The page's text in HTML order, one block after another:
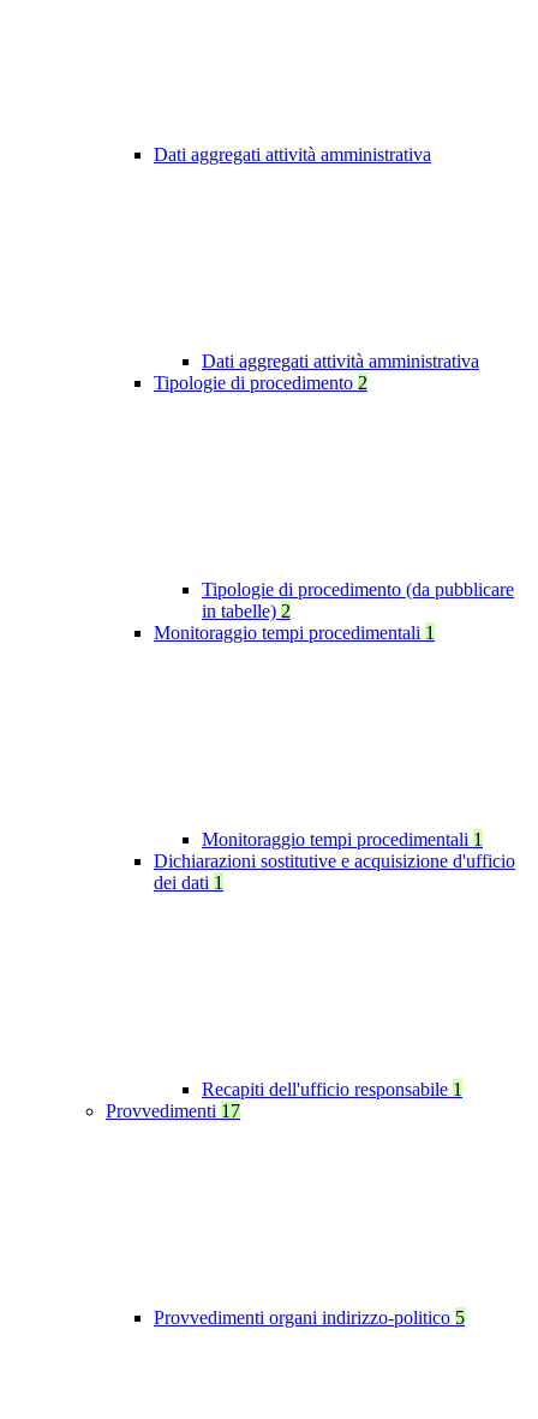
Dati aggregati attività amministrativa
Dati aggregati attività amministrativa
Tipologie di procedimento 2
Tipologie di procedimento (da pubblicare
in tabelle) 2
Monitoraggio tempi procedimentali 1
Monitoraggio tempi procedimentali 1
Dichiarazioni sostitutive e acquisizione d'ufficio
dei dati 1
Recapiti dell'ufficio responsabile 1
Provvedimenti 17
Provvedimenti organi indirizzo-politico 5